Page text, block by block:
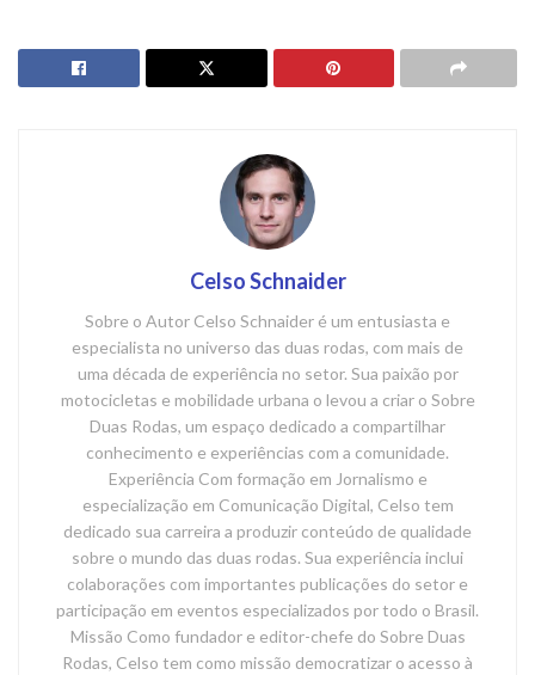
Celso Schnaider
Sobre o Autor Celso Schnaider é um entusiasta e
especialista no universo das duas rodas, com mais de
uma década de experiência no setor. Sua paixão por
motocicletas e mobilidade urbana o levou a criar o Sobre
Duas Rodas, um espaço dedicado a compartilhar
conhecimento e experiências com a comunidade.
Experiência Com formação em Jornalismo e
especialização em Comunicação Digital, Celso tem
dedicado sua carreira a produzir conteúdo de qualidade
sobre o mundo das duas rodas. Sua experiência inclui
colaborações com importantes publicações do setor e
participação em eventos especializados por todo o Brasil.
Missão Como fundador e editor-chefe do Sobre Duas
Rodas, Celso tem como missão democratizar o acesso à